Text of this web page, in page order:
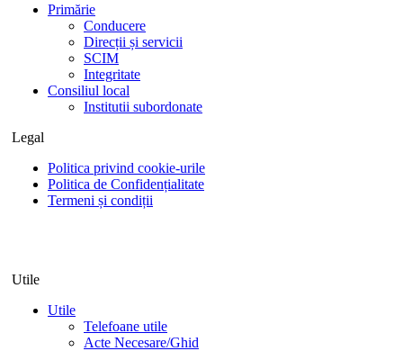
Primărie
Conducere
Direcții și servicii
SCIM
Integritate
Consiliul local
Institutii subordonate
Legal
Politica privind cookie-urile
Politica de Confidențialitate
Termeni și condiții
Utile
Utile
Telefoane utile
Acte Necesare/Ghid